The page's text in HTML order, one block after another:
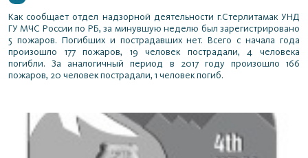
Как сообщает отдел надзорной деятельности г.Стерлитамак УНД
ГУ МЧС России по РБ, за минувшую неделю был зарегистрировано
5 пожаров. Погибших и пострадавших нет. Всего с начала года
произошло 177 пожаров, 19 человек пострадали, 4 человека
погибли. За аналогичный период в 2017 году произошло 166
пожаров, 20 человек пострадали, 1 человек погиб.